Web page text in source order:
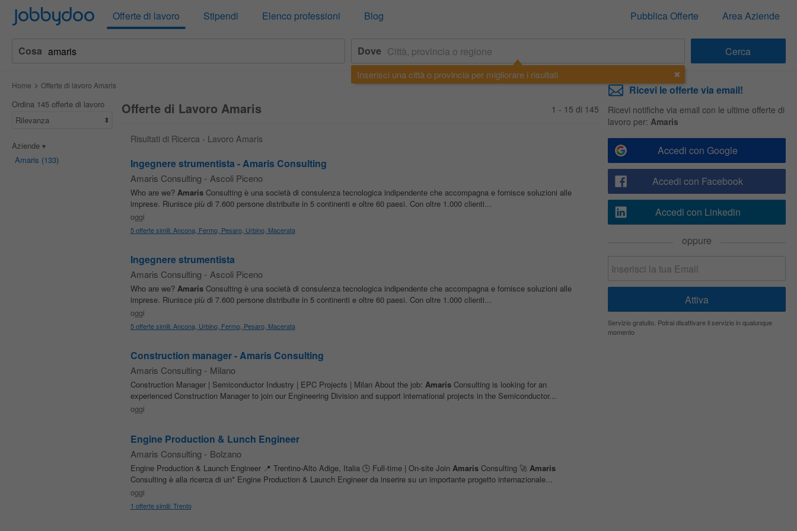
Jobbydoo Offerte di lavoro Stipendi Elenco professioni Blog Pubblica Offerte Area Aziende
Cosa Dove
Inserisci una città o provincia per migliorare i risultati
Home Offerte di lavoro Amaris
Ordina 145 offerte di lavoro
Rilevanza
Aziende
Amaris (133)
Offerte di Lavoro Amaris 1 - 15 di 145
Risultati di Ricerca - Lavoro Amaris
Ingegnere strumentista - Amaris Consulting
Amaris Consulting - Ascoli Piceno
Who are we? AmarisConsulting è una società di consulenza tecnologica indipendente che accompagna e fornisce soluzioni alle
imprese. Riunisce più di 7.600 persone distribuite in 5 continenti e oltre 60 paesi. Con oltre 1.000 clienti...
oggi
5 offerte simili: Ancona, Fermo, Pesaro, Urbino, Macerata
Ingegnere strumentista
Amaris Consulting - Ascoli Piceno
Who are we? AmarisConsulting è una società di consulenza tecnologica indipendente che accompagna e fornisce soluzioni alle
imprese. Riunisce più di 7.600 persone distribuite in 5 continenti e oltre 60 paesi. Con oltre 1.000 clienti...
oggi
5 offerte simili: Ancona, Urbino, Fermo, Pesaro, Macerata
Construction manager - Amaris Consulting
Amaris Consulting - Milano
Construction Manager | Semiconductor Industry | EPC Projects | Milan About the job: AmarisConsulting is looking for an
experienced Construction Manager to join our Engineering Division and support international projects in the Semiconductor...
oggi
Engine Production & Lunch Engineer
Amaris Consulting - Bolzano
Engine Production & Launch Engineer 📍 Trentino-Alto Adige, Italia 🕒 Full-time | On-site Join AmarisConsulting 🚀 Amaris
Consulting è alla ricerca di un* Engine Production & Launch Engineer da inserire su un importante progetto internazionale...
oggi
1 offerte simili: Trento
Ricevi le offerte via email!
Ricevi notifiche via email con le ultime offerte di
lavoro per: Amaris
Accedi con Google
Accedi con Facebook
Accedi con Linkedin
oppure
Servizio gratuito. Potrai disattivare il servizio in qualunque
momento